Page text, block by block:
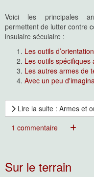
Voici les principales
permettent de lutter contre
insulaire séculaire :
Les outils d’orientation
Les outils spécifiques
Les autres armes de
Avec un peu
Lire la suite : Armes et
1 commentaire
Sur le terrain